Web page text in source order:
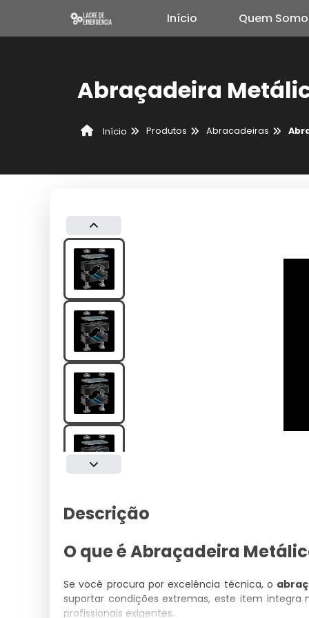
Início Quem
Abraçadeira
Início Produtos Abracadeiras
Descrição
O que é Abraçadeira
Se você procura por excelência técnica, o
suportar condições extremas, este item integra
profissionais exigentes.